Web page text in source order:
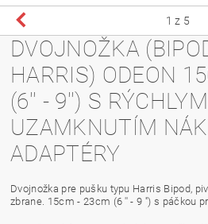
1 z 5
DVOJNOŽKA
HARRIS) ODEON
(6'' - 9'') S RÝCHLYM
UZAMKNUTÍM
ADAPTÉRY
Dvojnožka pre pušku typu Harris Bipod,
zbrane. 15cm - 23cm (6 '' - 9 '') s páčkou